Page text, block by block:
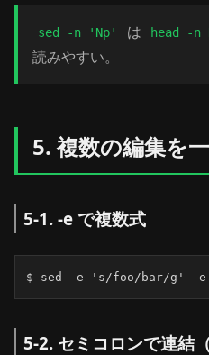
sed -n 'Np' は head -
読みやすい。
5. 複数の編集を
5-1. -e で複数式
$ sed -e 's/foo/bar/g' -
5-2. セミコロンで連結